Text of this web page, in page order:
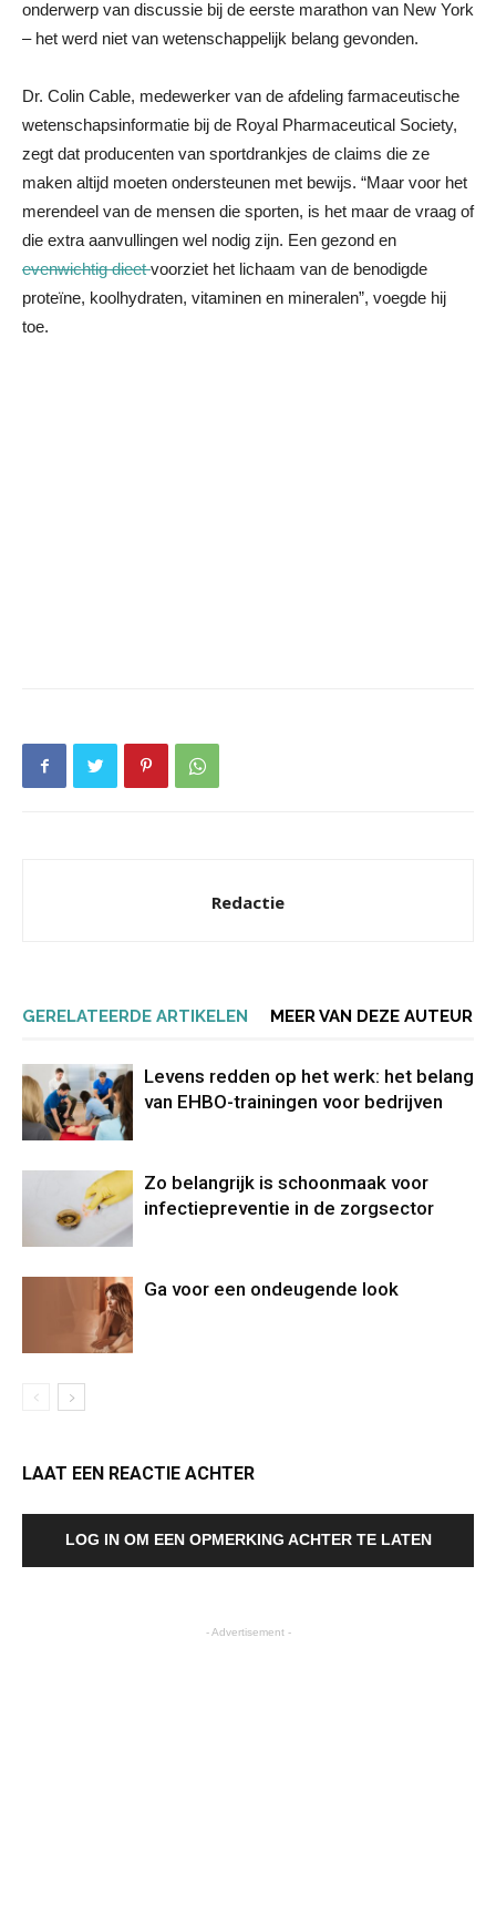
onderwerp van discussie bij de eerste marathon van New York
– het werd niet van wetenschappelijk belang gevonden.
Dr. Colin Cable, medewerker van de afdeling farmaceutische
wetenschapsinformatie bij de Royal Pharmaceutical Society,
zegt dat producenten van sportdrankjes de claims die ze
maken altijd moeten ondersteunen met bewijs. “Maar voor het
merendeel van de mensen die sporten, is het maar de vraag of
die extra aanvullingen wel nodig zijn. Een gezond en
evenwichtig dieetvoorziet het lichaam van de benodigde
proteïne, koolhydraten, vitaminen en mineralen”, voegde hij
toe.
Redactie
GERELATEERDE ARTIKELEN MEER VAN DEZE AUTEUR
Levens redden op het werk: het belang
van EHBO-trainingen voor bedrijven
Zo belangrijk is schoonmaak voor
infectiepreventie in de zorgsector
Ga voor een ondeugende look
LAAT EEN REACTIE ACHTER
LOG IN OM EEN OPMERKING ACHTER TE LATEN
- Advertisement -